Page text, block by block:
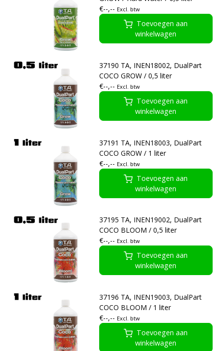
€--,-- Excl. btw
Toevoegen aan
winkelwagen
37190 TA, INEN18002, DualPart
COCO GROW / 0,5 liter
€--,-- Excl. btw
Toevoegen aan
winkelwagen
37191 TA, INEN18003, DualPart
COCO GROW / 1 liter
€--,-- Excl. btw
Toevoegen aan
winkelwagen
37195 TA, INEN19002, DualPart
COCO BLOOM / 0,5 liter
€--,-- Excl. btw
Toevoegen aan
winkelwagen
37196 TA, INEN19003, DualPart
COCO BLOOM / 1 liter
€--,-- Excl. btw
Toevoegen aan
winkelwagen